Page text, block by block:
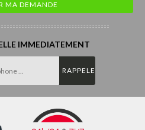
IMMEDIATEMENT